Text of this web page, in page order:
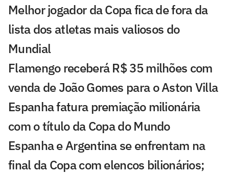
Melhor jogador da Copa fica de fora da
lista dos atletas mais valiosos do
Mundial
Flamengo receberá R$ 35 milhões com
venda de João Gomes para o Aston Villa
Espanha fatura premiação milionária
com o título da Copa do Mundo
Espanha e Argentina se enfrentam na
final da Copa com elencos bilionários;